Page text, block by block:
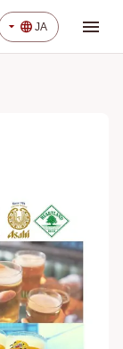
arrow_drop_down language JA menu